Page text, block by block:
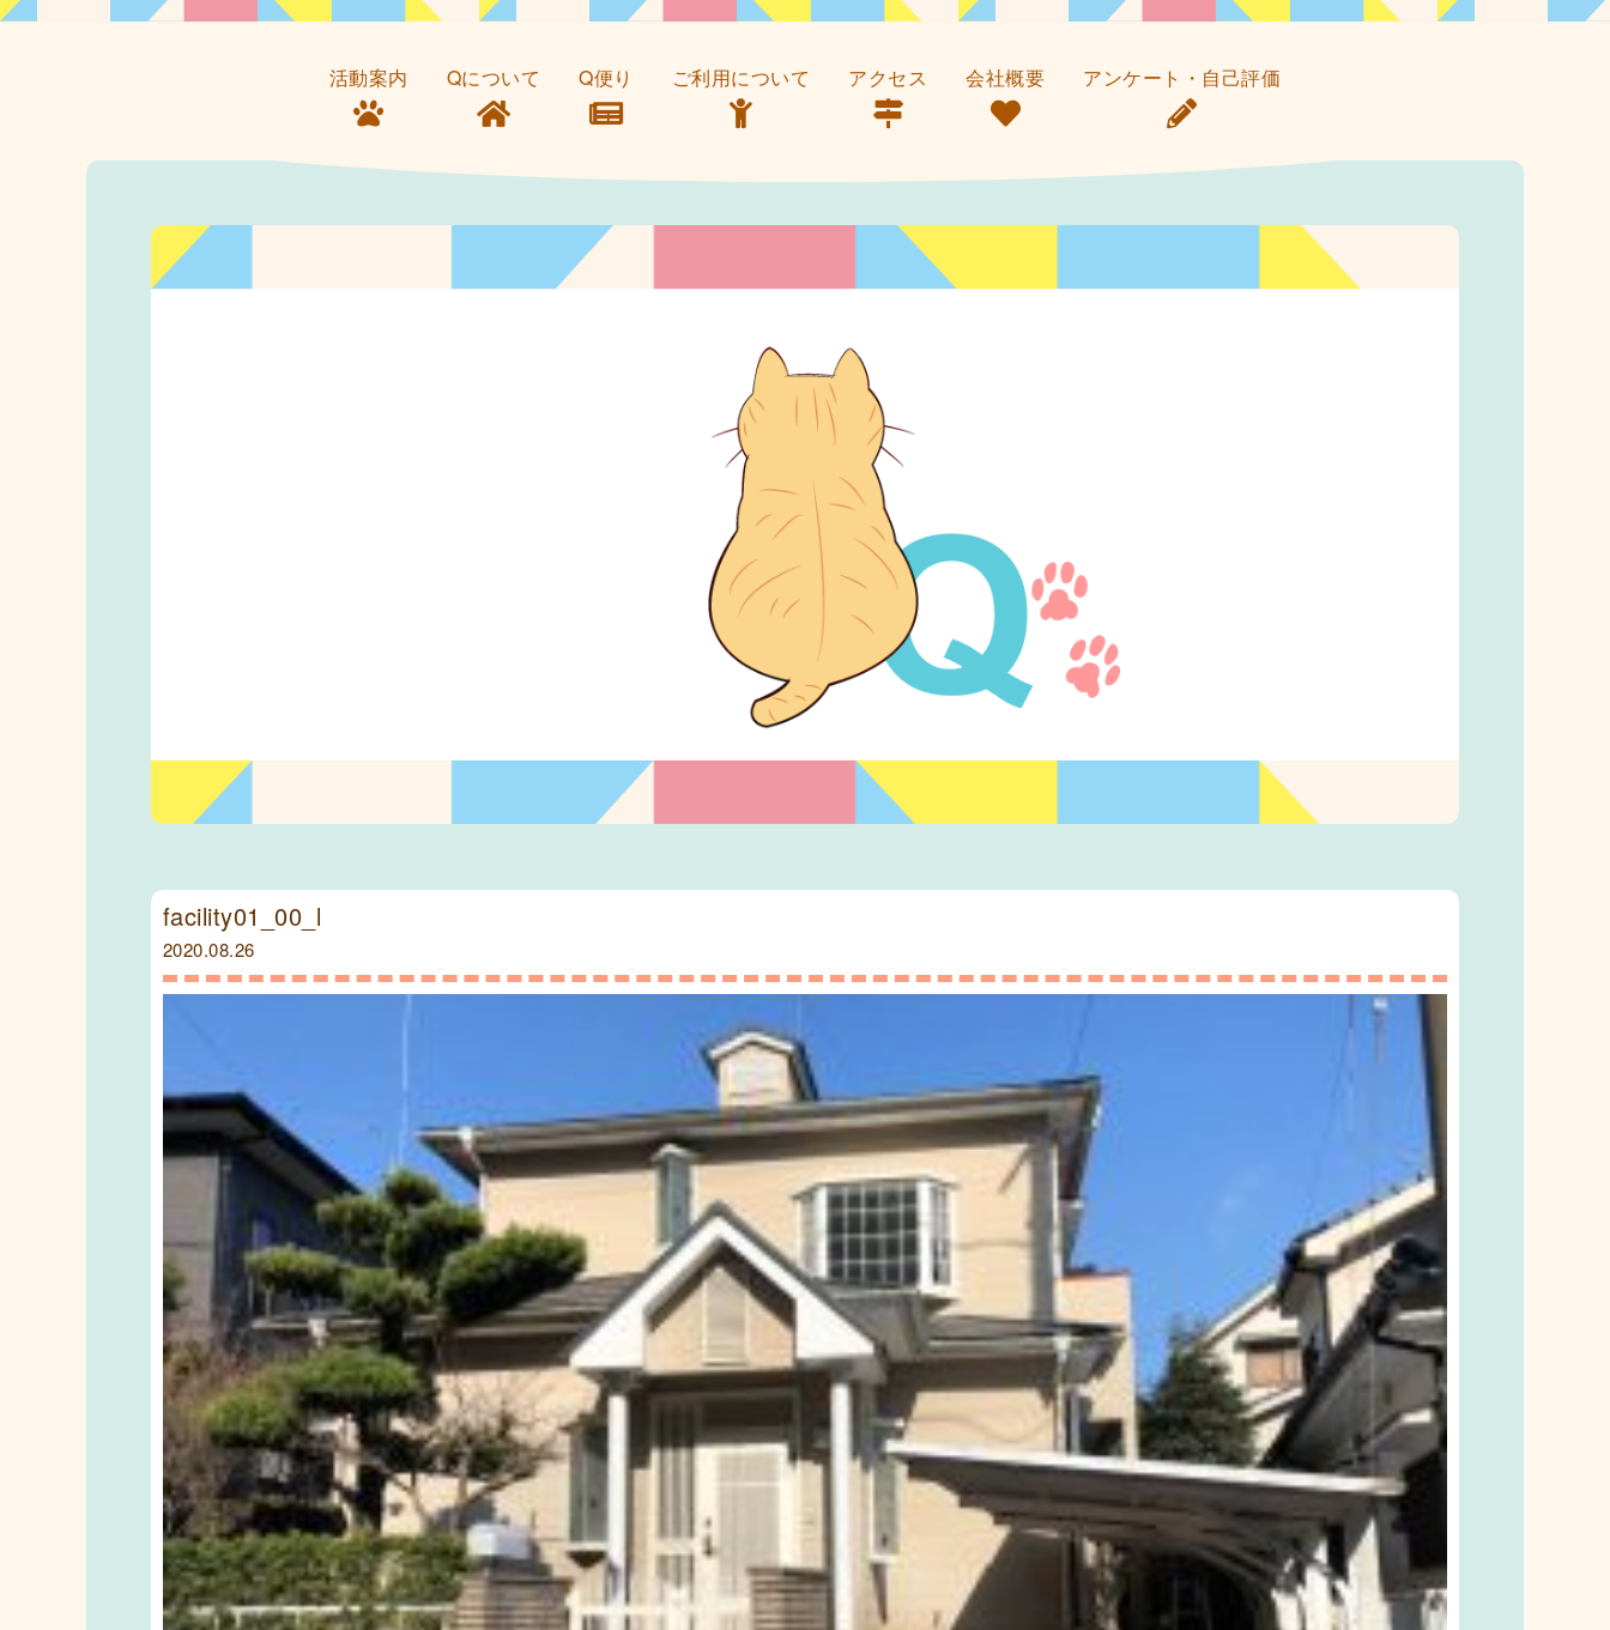
活動案内 Qについて Q便り ご利用について アクセス 会社概要 アンケート・自己評価
facility01_00_l
2020.08.26